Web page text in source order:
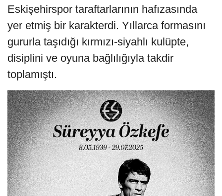
Eskişehirspor taraftarlarının hafızasında
yer etmiş bir karakterdi. Yıllarca formasını
gururla taşıdığı kırmızı-siyahlı kulüpte,
disiplini ve oyuna bağlılığıyla takdir
toplamıştı.